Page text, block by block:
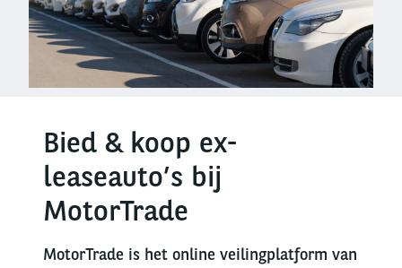
Bied & koop ex-
leaseauto’s bij
MotorTrade
MotorTrade is het online veilingplatform van